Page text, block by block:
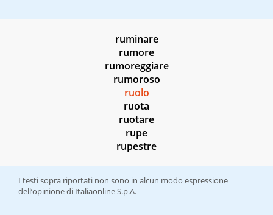
ruminare
rumore
rumoreggiare
rumoroso
ruolo
ruota
ruotare
rupe
rupestre
I testi sopra riportati non sono in alcun modo espressione
dell’opinione di Italiaonline S.p.A.